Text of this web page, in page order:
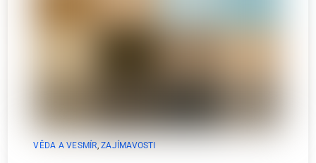
VĚDA A VESMÍR,ZAJÍMAVOSTI